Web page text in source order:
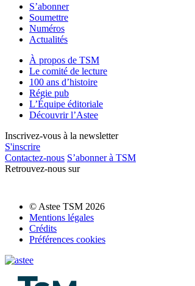
S’abonner
Soumettre
Numéros
Actualités
À propos de TSM
Le comité de lecture
100 ans d’histoire
Régie pub
L’Équipe éditoriale
Découvrir l’Astee
Inscrivez-vous à la newsletter
S'inscrire
Contactez-nous S’abonner à TSM
Retrouvez-nous sur
© Astee TSM 2026
Mentions légales
Crédits
Préférences cookies